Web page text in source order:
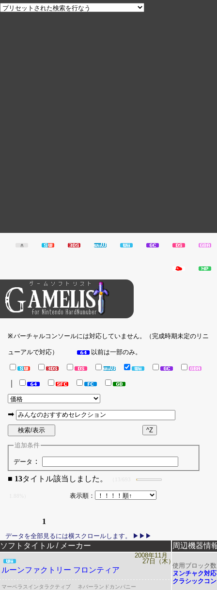
※バーチャルコンソールには対応していません。（完成時期未定のリニ
ューアルで対応） 以前は一部のみ。
➡
追加条件
データ ：
■ 13タイトル該当しました。
表示順：
1
リース日
ソフトタイトル / メーカー 周辺機器情
2008年11月
27日（木）
ルーンファクトリー フロンティア
使用ブロック
ヌンチャク対応
クラシックコ
マーベラスインタラクティブ ネバーランドカンパニー